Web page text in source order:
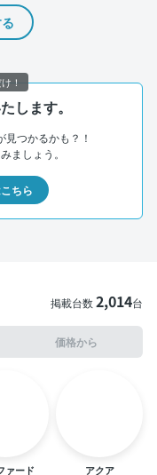
します。
つかるかも？！
ましょう。
ちら
掲載台数2,014台
価格から
ァード アクア
！